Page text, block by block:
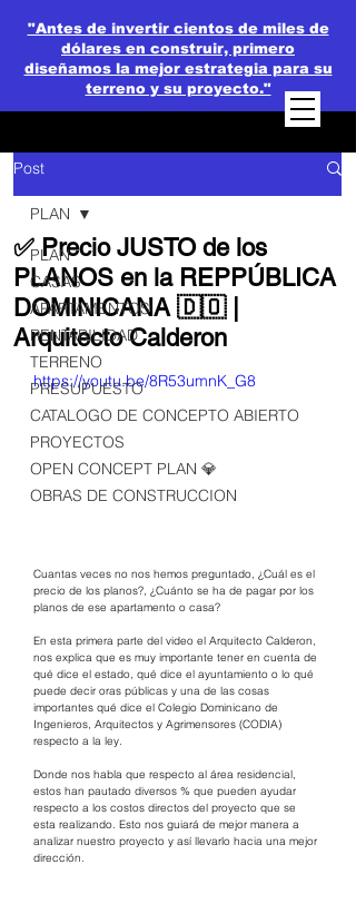
"Antes de invertir cientos de miles de
dólares en construir, primero
diseñamos la mejor estrategia para su
terreno y su proyecto."
Post
PLAN
CASAS
APARTAMENTOS
RENTABILIDAD
TERRENO
PRESUPUESTO
CATALOGO DE CONCEPTO ABIERTO
PROYECTOS
OPEN CONCEPT PLAN 💎
OBRAS DE CONSTRUCCION
PLAN
✅ Precio JUSTO de los
PLANOS en la REPPÚBLICA
DOMINICANA 🇩🇴 |
Arquitecto Calderon
https://youtu.be/8R53umnK_G8
Cuantas veces no nos hemos preguntado, ¿Cuál es el
precio de los planos?, ¿Cuánto se ha de pagar por los
planos de ese apartamento o casa?
En esta primera parte del video el Arquitecto Calderon,
nos explica que es muy importante tener en cuenta de
qué dice el estado, qué dice el ayuntamiento o lo qué
puede decir oras públicas y una de las cosas
importantes qué dice el Colegio Dominicano de
Ingenieros, Arquitectos y Agrimensores (CODIA)
respecto a la ley.
Donde nos habla que respecto al área residencial,
estos han pautado diversos % que pueden ayudar
respecto a los costos directos del proyecto que se
esta realizando. Esto nos guiará de mejor manera a
analizar nuestro proyecto y así llevarlo hacia una mejor
dirección.